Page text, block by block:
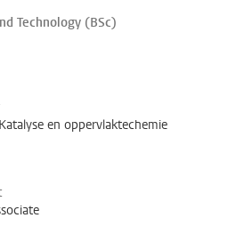
Technology (BSc)
en oppervlaktechemie